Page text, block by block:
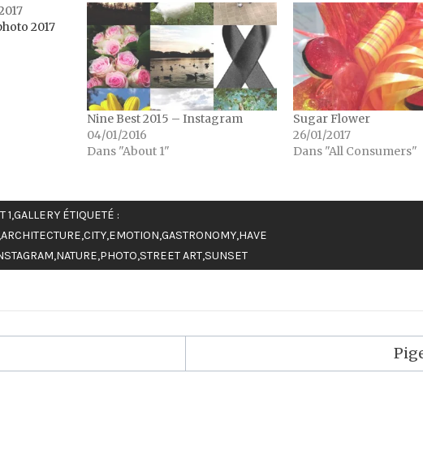
2017
Nine Best 2015 – Instagram
04/01/2016
Dans "About 1"
Sugar Flower
26/01/2017
Dans "All Consumers"
1,GALLERY ÉTIQUETÉ :
,ARCHITECTURE,CITY,EMOTION,GASTRONOMY,HAVE
,NATURE,PHOTO,STREET ART,SUNSET